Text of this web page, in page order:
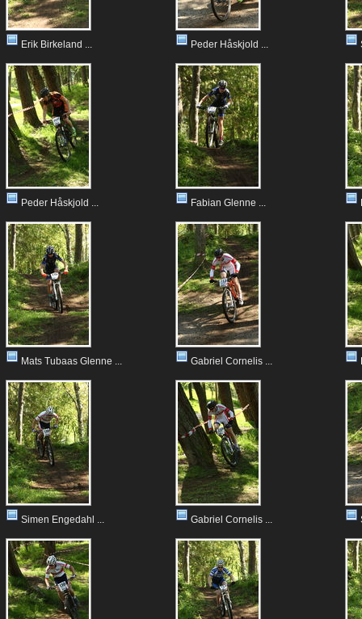
Erik Birkeland ... Peder Håskjold ...
Peder Håskjold ... Fabian Glenne ...
Mats Tubaas Glenne ... Gabriel Cornelis ...
Simen Engedahl ... Gabriel Cornelis ...